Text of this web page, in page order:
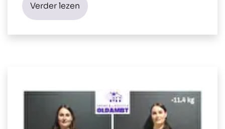
Verder lezen